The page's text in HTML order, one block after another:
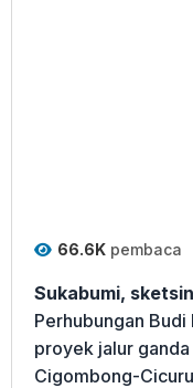
66.6K pembaca
Sukabumi,
Perhubungan
proyek jalur
Cigombong-